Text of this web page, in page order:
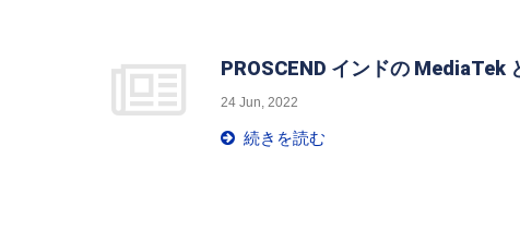
PROSCEND インドの MediaTek
24 Jun, 2022
続きを読む